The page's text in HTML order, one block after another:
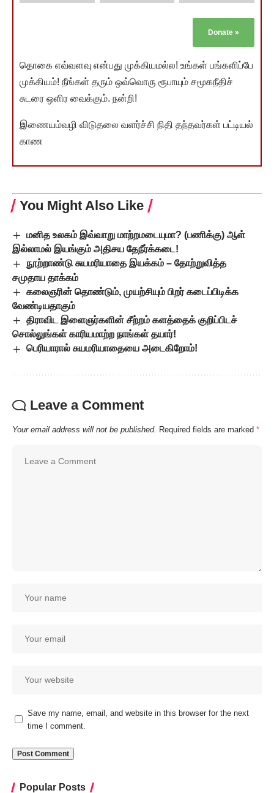
Donate »
தொகை எவ்வளவு என்பது முக்கியமல்ல! உங்கள் பங்களிப்பே
முக்கியம்! நீங்கள் தரும் ஒவ்வொரு ரூபாயும் சமூகநீதிச்
சுடரை ஒளிர வைக்கும். நன்றி!
இணையம்வழி விடுதலை வளர்ச்சி நிதி தந்தவர்கள் பட்டியல்
காண
You Might Also Like
மனித உலகம் இவ்வாறு மாற்றமடையுமா? (பணிக்கு) ஆள்
இல்லாமல் இயங்கும் அதிசய தேநீர்க்கடை!
நூற்றாண்டு சுயமரியாதை இயக்கம் – தோற்றுவித்த
சமுதாய தாக்கம்
கலைஞரின் தொண்டும், முயற்சியும் பிறர் கடைப்பிடிக்க
வேண்டியதாகும்
திராவிட இளைஞர்களின் சீற்றம் களத்தைக் குறிப்பிடச்
சொல்லுங்கள் காரியமாற்ற நாங்கள் தயார்!
பெரியாரால் சுயமரியாதையை அடைகிறோம்!
Leave a Comment
Your email address will not be published. Required fields are marked *
Save my name, email, and website in this browser for the next
time I comment.
Popular Posts